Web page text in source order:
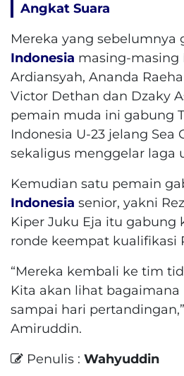
Angkat Suara
Mereka yang sebelumnya
Indonesia masing-masing
Ardiansyah, Ananda
Victor Dethan dan Dzaky
pemain muda ini gabung
Indonesia U-23 jelang Sea
sekaligus menggelar laga
Kemudian satu pemain
Indonesia senior, yakni
Kiper Juku Eja itu gabung
ronde keempat kualifikasi
“Mereka kembali ke tim
Kita akan lihat
sampai hari
Amiruddin.
Penulis : Wahyuddin